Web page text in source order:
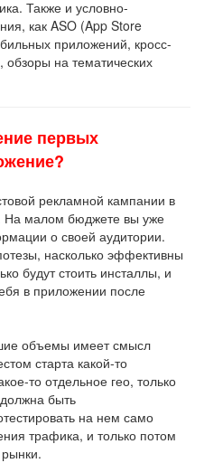
Также и условно-
как ASO (App Store
приложений, кросс-
на тематических
первых
рекламной кампании в
На малом бюджете вы уже
о своей аудитории.
насколько эффективны
будут стоить инсталлы, и
в приложении после
объемы имеет смысл
старта какой-то
то отдельное гео, только
быть
на нем само
трафика, и только потом